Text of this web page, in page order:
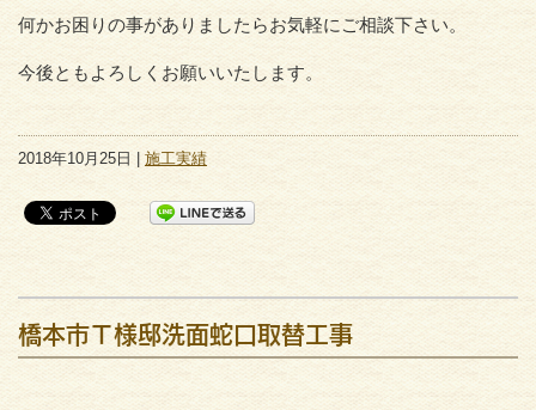
何かお困りの事がありましたらお気軽にご相談下さい。
今後ともよろしくお願いいたします。
2018年10月25日 | 施工実績
橋本市Ｔ様邸洗面蛇口取替工事